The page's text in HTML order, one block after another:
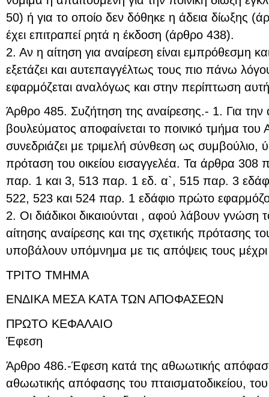
50) ή για το οποίο δεν δόθηκε η άδεια δίωξης
έχει επιτραπεί ρητά η έκδοση (άρθρο 438).
2. Αν η αίτηση για αναίρεση είναι εμπρόθεσμη
εξετάζει και αυτεπαγγέλτως τους πιο πάνω
εφαρμόζεται αναλόγως και στην περίπτωση
Άρθρο 485. Συζήτηση της αναίρεσης.- 1. Για την
βουλεύματος αποφαίνεται το ποινικό τμήμα
συνεδριάζει με τριμελή σύνθεση ως
πρόταση του οικείου εισαγγελέα. Τα άρθρα
παρ. 1 και 3, 513 παρ. 1 εδ. α`, 515 παρ. 3
522, 523 και 524 παρ. 1 εδάφιο πρώτο
2. Οι διάδικοι δικαιούνται , αφού λάβουν γνώση
αίτησης αναίρεσης και της σχετικής πρότασης
υποβάλουν υπόμνημα με τις απόψεις τους
ΤΡΙΤΟ ΤΜΗΜΑ
ΕΝΔΙΚΑ ΜΕΣΑ ΚΑΤΑ ΤΩΝ ΑΠΟΦΑΣΕΩΝ
ΠΡΩΤΟ ΚΕΦΑΛΑΙΟ
Έφεση
Άρθρο 486.-Έφεση κατά της αθωωτικής
αθωωτικής απόφασης του πταισματοδικείου,